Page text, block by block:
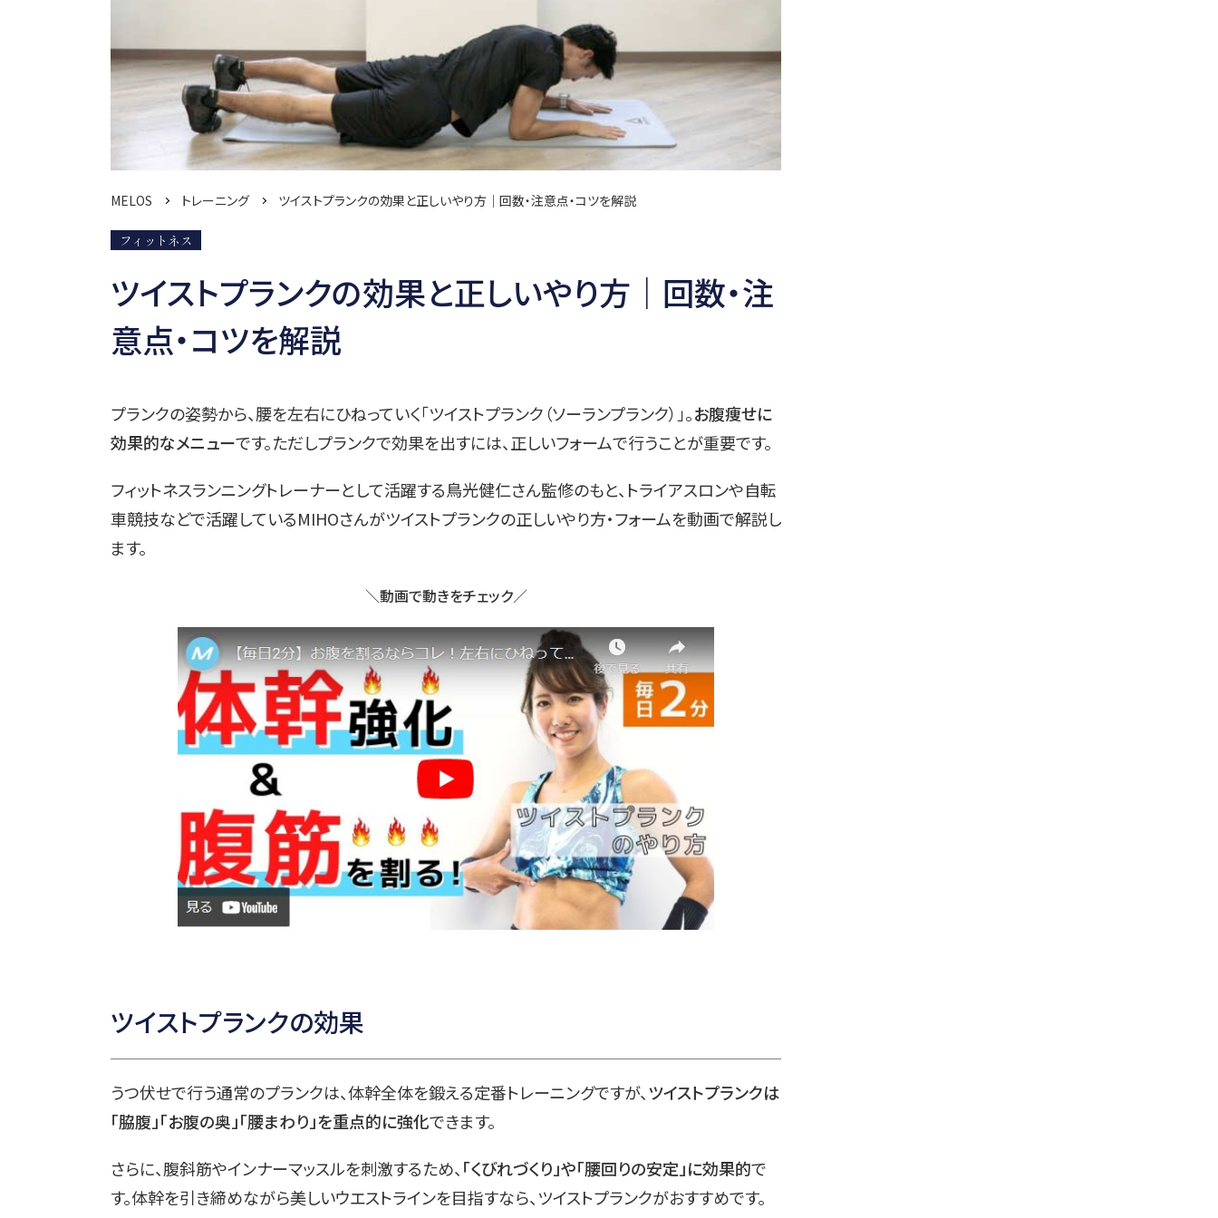
MELOS トレーニング ツイストプランクの効果と正しいやり方｜回数・注意点・コツを解説
フィットネス
ツイストプランクの効果と正しいやり方｜回数・注
意点・コツを解説
プランクの姿勢から、腰を左右にひねっていく「ツイストプランク（ソーランプランク）」。お腹痩せに
効果的なメニューです。ただしプランクで効果を出すには、正しいフォームで行うことが重要です。
フィットネスランニングトレーナーとして活躍する鳥光健仁さん監修のもと、トライアスロンや自転
車競技などで活躍しているMIHOさんがツイストプランクの正しいやり方・フォームを動画で解説し
ます。
＼動画で動きをチェック／
ツイストプランクの効果
うつ伏せで行う通常のプランクは、体幹全体を鍛える定番トレーニングですが、ツイストプランクは
「脇腹」「お腹の奥」「腰まわり」を重点的に強化できます。
さらに、腹斜筋やインナーマッスルを刺激するため、「くびれづくり」や「腰回りの安定」に効果的で
す。体幹を引き締めながら美しいウエストラインを目指すなら、ツイストプランクがおすすめです。